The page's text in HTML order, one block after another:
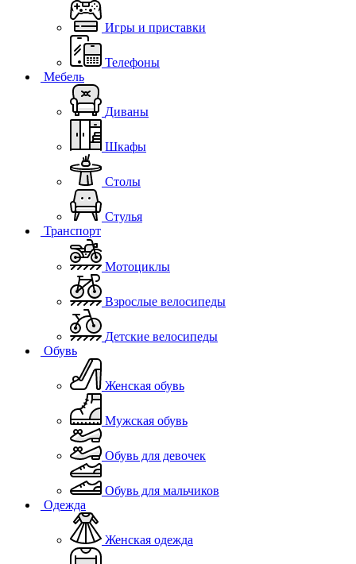
Игры и приставки
Телефоны
Мебель
Диваны
Шкафы
Столы
Стулья
Транспорт
Мотоциклы
Взрослые велосипеды
Детские велосипеды
Обувь
Женская обувь
Мужская обувь
Обувь для девочек
Обувь для мальчиков
Одежда
Женская одежда